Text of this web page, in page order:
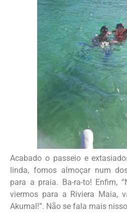
Acabado o passeio e
linda, fomos almoçar num
para a praia. Ba-ra-to! Enfim,
viermos para a Riviera Maia,
Akumal!”. Não se fala mais